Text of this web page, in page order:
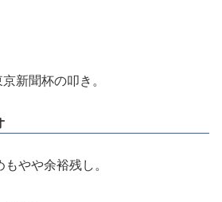
新聞杯の叩き。
やや余裕残し。